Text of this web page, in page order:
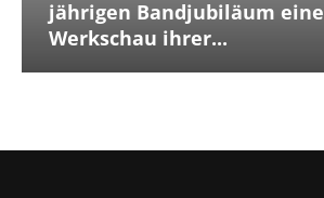
jährigen Bandjubiläum eine
Werkschau ihrer...